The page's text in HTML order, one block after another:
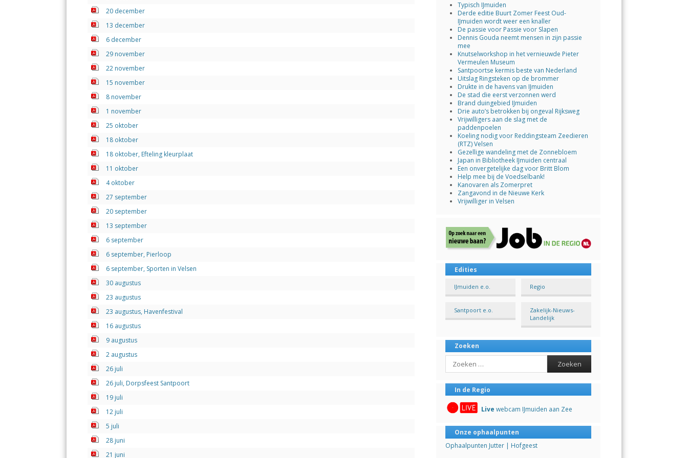
o
o
k
20 december
13 december
6 december
29 november
22 november
15 november
8 november
1 november
25 oktober
18 oktober
18 oktober, Efteling kleurplaat
11 oktober
4 oktober
27 september
20 september
13 september
6 september
6 september, Pierloop
6 september, Sporten in Velsen
30 augustus
23 augustus
23 augustus, Havenfestival
16 augustus
9 augustus
2 augustus
26 juli
26 juli, Dorpsfeest Santpoort
19 juli
12 juli
5 juli
28 juni
21 juni
Typisch IJmuiden
Derde editie Buurt Zomer Feest Oud-
IJmuiden wordt weer een knaller
De passie voor Passie voor Slapen
Dennis Gouda neemt mensen in zijn passie
mee
Knutselworkshop in het vernieuwde Pieter
Vermeulen Museum
Santpoortse kermis beste van Nederland
Uitslag Ringsteken op de brommer
Drukte in de havens van IJmuiden
De stad die eerst verzonnen werd
Brand duingebied IJmuiden
Drie auto’s betrokken bij ongeval Rijksweg
Vrijwilligers aan de slag met de
paddenpoelen
Koeling nodig voor Reddingsteam Zeedieren
(RTZ) Velsen
Gezellige wandeling met de Zonnebloem
Japan in Bibliotheek IJmuiden centraal
Een onvergetelijke dag voor Britt Blom
Help mee bij de Voedselbank!
Kanovaren als Zomerpret
Zangavond in de Nieuwe Kerk
Vrijwilliger in Velsen
Edities
IJmuiden e.o. Regio
Santpoort e.o.
Zakelijk-Nieuws-
Landelijk
Zoeken
Search
In de Regio
Live webcam IJmuiden aan Zee
Onze ophaalpunten
Ophaalpunten Jutter | Hofgeest